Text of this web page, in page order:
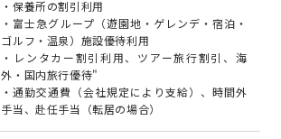
・保養所の割引利用
・富士急グループ（遊園地・ゲレンデ・宿泊・
ゴルフ・温泉）施設優待利用
・レンタカー割引利用、ツアー旅行割引、海
外・国内旅行優待"
・通勤交通費（会社規定により支給）、時間外
手当、赴任手当（転居の場合）